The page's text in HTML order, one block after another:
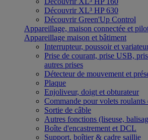
Découvrir XL³ HP 630
Découvrir Green'Up Control
Appareillage, maison connectée et
Appareillage maison et bâtiment
Interrupteur, poussoir et
Prise de courant, prise USB,
autres prises
Détecteur de mouvement et
Plaque
Enjoliveur, doigt et obturateur
Commande pour volets roulants
Sortie de câble
Autres fonctions (liseuse,
Boîte d'encastrement et DCL
Support, boîtier & cadre saillie